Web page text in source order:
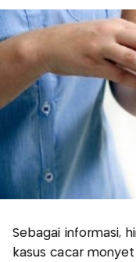
Sebagai informasi,
kasus cacar